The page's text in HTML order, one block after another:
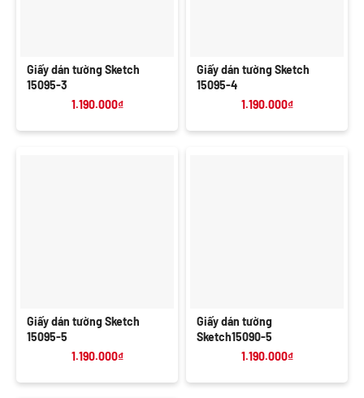
Giấy dán tường Sketch
15095-3
1.190.000₫
Giấy dán tường Sketch
15095-4
1.190.000₫
Giấy dán tường Sketch
15095-5
1.190.000₫
Giấy dán tường
Sketch15090-5
1.190.000₫